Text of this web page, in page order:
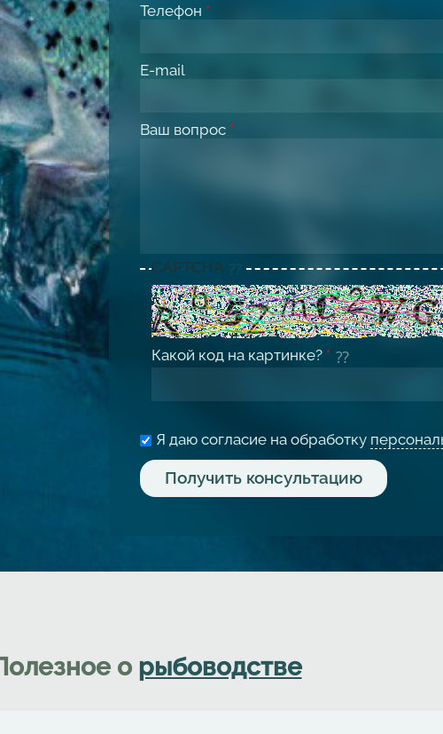
Телефон *
E-mail
Ваш вопрос *
CAPTCHA
Какой код на картинке? *
Я даю согласие на обработку
о рыбоводстве